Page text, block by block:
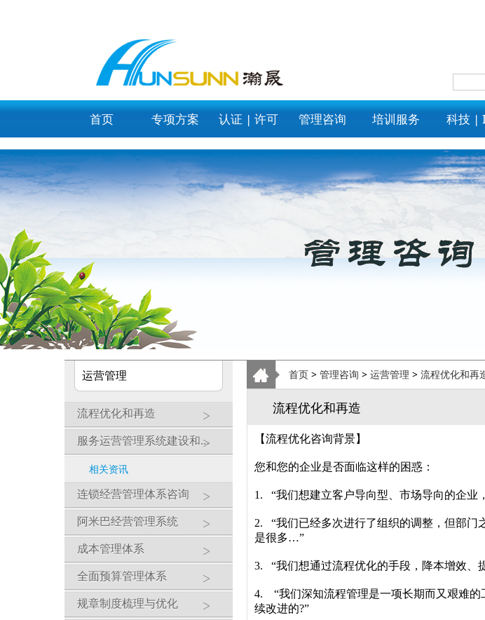
首页 专项方案 认证 | 许可 管理咨询 培训服务 科技 |
运营管理
流程优化和再造
服务运营管理系统建设和优化
相关资讯
连锁经营管理体系咨询
阿米巴经营管理系统
成本管理体系
全面预算管理体系
规章制度梳理与优化
首页 > 管理咨询 > 运营管理 > 流程优化和再
流程优化和再造
【流程优化咨询背景】
您和您的企业是否面临这样的困惑：
1. “我们想建立客户导向型、市场导向的企
2. “我们已经多次进行了组织的调整，但部门
是很多…”
3. “我们想通过流程优化的手段，降本增效
4. “我们深知流程管理是一项长期而又艰难的
续改进的?”